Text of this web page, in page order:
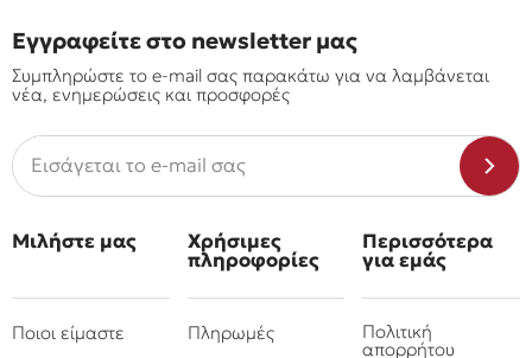
Εγγραφείτε στο newsletter μας
Συμπληρώστε το e-mail σας παρακάτω για να λαμβάνεται
νέα, ενημερώσεις και προσφορές
Μιλήστε μας
Ποιοι είμαστε
Χρήσιμες
πληροφορίες
Πληρωμές
Περισσότερα
για εμάς
Πολιτική
απορρήτου